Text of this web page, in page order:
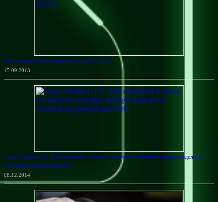
Intel создала 10-нм процессор Core i3-8121U
15.09.2013
Слух: Nvidia GTX 1180 выпустят в июле, а в августе-сентябре выйдут модели от
сторонних производителей
08.12.2014